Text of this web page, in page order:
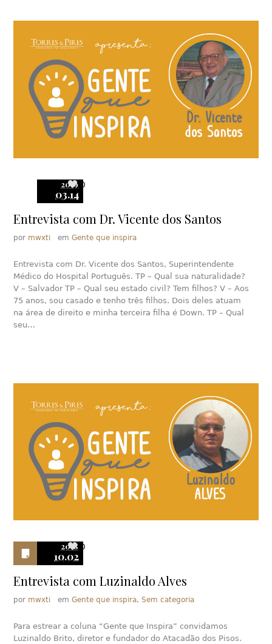
2019
03.14
0
Entrevista com Dr. Vicente dos Santos
por mwxti emGente que inspira
Entrevista com Dr. Vicente dos Santos, Superintendente
Médico do Hospital Português. TP – Qual sua naturalidade?
V – Salvador TP – Qual seu estado civil? Tem filhos? V – Aos
75 anos, sou casado e tenho três filhos. Dois deles atuam
na área de direito e minha terceira filha é Down. TP – Qual
seu…
2018
10.02
0
Entrevista com Luzinaldo Alves
por mwxti emGente que inspira,Sem categoria
Para estrear a coluna “Gente que Inspira” convidamos
Luzinaldo Brito, diretor e fundador do Atacadão dos Pisos.